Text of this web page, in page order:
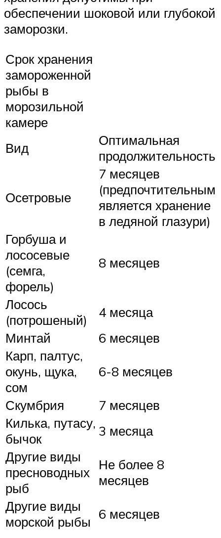
обеспечении шоковой или глубокой
заморозки.
Срок хранения
замороженной
рыбы в
морозильной
камере
Вид
Оптимальная
продолжительность
Осетровые
7 месяцев
(предпочтительным
является хранение
в ледяной глазури)
Горбуша и
лососевые
(семга,
форель)
8 месяцев
Лосось
(потрошеный)
4 месяца
Минтай
6 месяцев
Карп, палтус,
окунь, щука,
сом
6-8 месяцев
Скумбрия
7 месяцев
Килька, путасу,
бычок
3 месяца
Другие виды
пресноводных
рыб
Не более 8
месяцев
Другие виды
морской рыбы 6 месяцев